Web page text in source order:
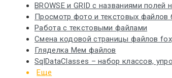
BROWSE и GRID с названиями
Просмотр фото и текстовых файлов
Работа с текстовыми файлами
Смена кодовой страницы файлов
Гляделка Мем файлов
SqlDataClasses – набор классов,
Еще